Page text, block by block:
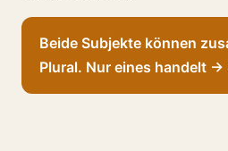
Beide Subjekte können
Plural. Nur eines handelt →